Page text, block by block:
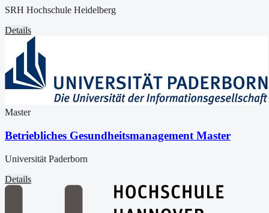
SRH Hochschule Heidelberg
Details
Master
Betriebliches Gesundheitsmanagement Master
Universität Paderborn
Details